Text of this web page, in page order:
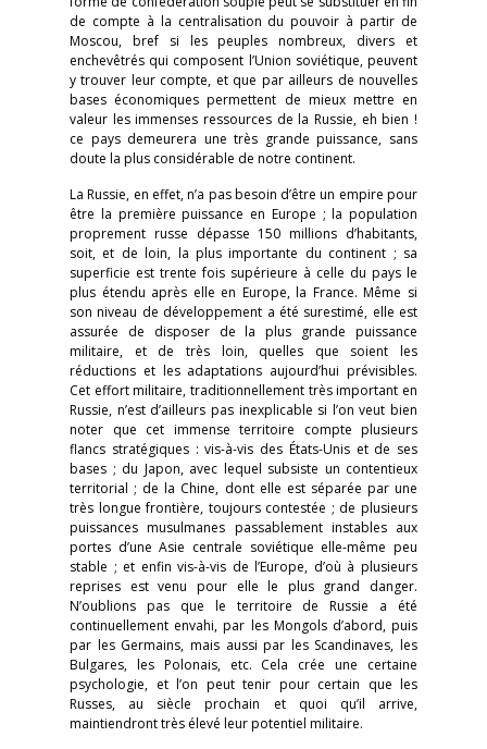
de compte à la centralisation du pouvoir à partir de
Moscou, bref si les peuples nombreux, divers et
enchevêtrés qui composent l’Union soviétique, peuvent
y trouver leur compte, et que par ailleurs de nouvelles
bases économiques permettent de mieux mettre en
valeur les immenses ressources de la Russie, eh bien !
ce pays demeurera une très grande puissance, sans
doute la plus considérable de notre continent.
La Russie, en effet, n’a pas besoin d’être un empire pour
être la première puissance en Europe ; la population
proprement russe dépasse 150 millions d’habitants,
soit, et de loin, la plus importante du continent ; sa
superficie est trente fois supérieure à celle du pays le
plus étendu après elle en Europe, la France. Même si
son niveau de développement a été surestimé, elle est
assurée de disposer de la plus grande puissance
militaire, et de très loin, quelles que soient les
réductions et les adaptations aujourd’hui prévisibles.
Cet effort militaire, traditionnellement très important en
Russie, n’est d’ailleurs pas inexplicable si l’on veut bien
noter que cet immense territoire compte plusieurs
flancs stratégiques : vis-à-vis des États-Unis et de ses
bases ; du Japon, avec lequel subsiste un contentieux
territorial ; de la Chine, dont elle est séparée par une
très longue frontière, toujours contestée ; de plusieurs
puissances musulmanes passablement instables aux
portes d’une Asie centrale soviétique elle-même peu
stable ; et enfin vis-à-vis de l’Europe, d’où à plusieurs
reprises est venu pour elle le plus grand danger.
N’oublions pas que le territoire de Russie a été
continuellement envahi, par les Mongols d’abord, puis
par les Germains, mais aussi par les Scandinaves, les
Bulgares, les Polonais, etc. Cela crée une certaine
psychologie, et l’on peut tenir pour certain que les
Russes, au siècle prochain et quoi qu’il arrive,
maintiendront très élevé leur potentiel militaire.